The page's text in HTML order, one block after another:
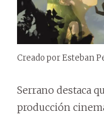
Creado por Esteban
Serrano destaca
producción